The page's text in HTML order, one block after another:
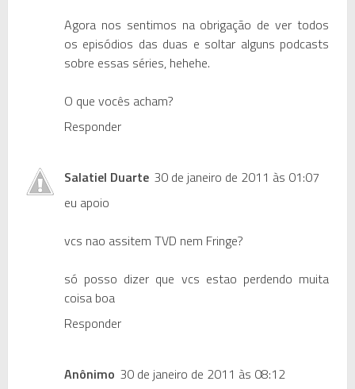
Agora nos sentimos na obrigação de ver todos
os episódios das duas e soltar alguns podcasts
sobre essas séries, hehehe.
O que vocês acham?
Responder
Salatiel Duarte 30 de janeiro de 2011 às 01:07
eu apoio
vcs nao assitem TVD nem Fringe?
só posso dizer que vcs estao perdendo muita
coisa boa
Responder
Anônimo 30 de janeiro de 2011 às 08:12